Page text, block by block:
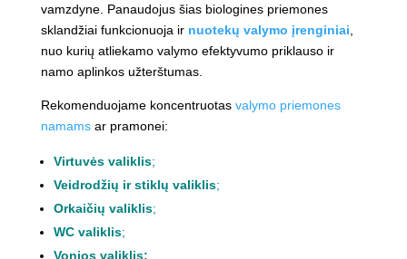
vamzdyne. Panaudojus šias biologines priemones
sklandžiai funkcionuoja ir nuotekų valymo įrenginiai
nuo kurių atliekamo valymo efektyvumo priklauso ir
namo aplinkos užterštumas.
Rekomenduojame koncentruotas valymo priemones
namamsar pramonei:
Virtuvės valiklis;
Veidrodžių ir stiklų valiklis;
Orkaičių valiklis;
WC valiklis;
Vonios valiklis;